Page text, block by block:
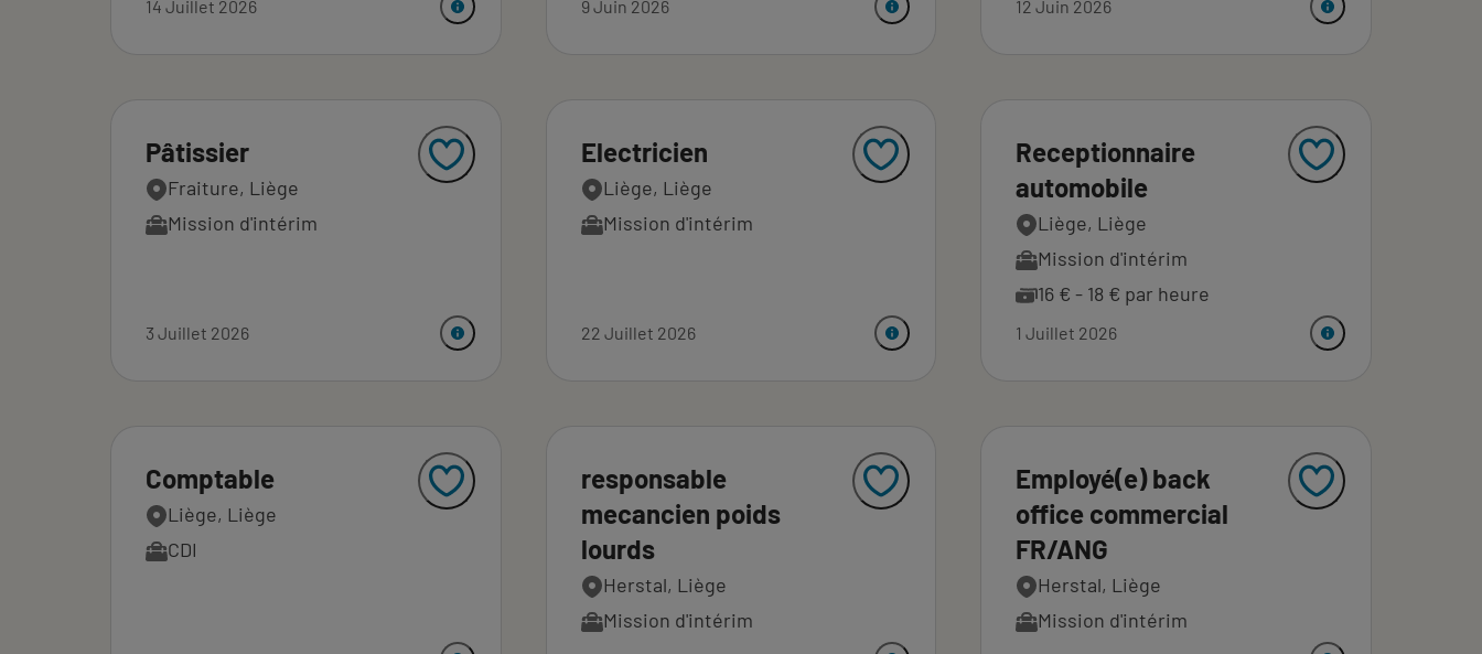
14 Juillet 2026 9 Juin 2026 12 Juin 2026
Pâtissier
Fraiture, Liège
Mission d'intérim
3 Juillet 2026
Electricien
Liège, Liège
Mission d'intérim
22 Juillet 2026
Receptionnaire
automobile
Liège, Liège
Mission d'intérim
16 € - 18 € par heure
1 Juillet 2026
Comptable
Liège, Liège
CDI
responsable
mecancien poids
lourds
Herstal, Liège
Mission d'intérim
Employé(e) back
office commercial
FR/ANG
Herstal, Liège
Mission d'intérim